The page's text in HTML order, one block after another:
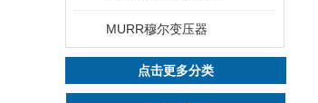
MURR穆尔变压器
点击更多分类